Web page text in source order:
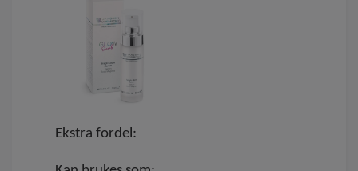
Ekstra fordel: